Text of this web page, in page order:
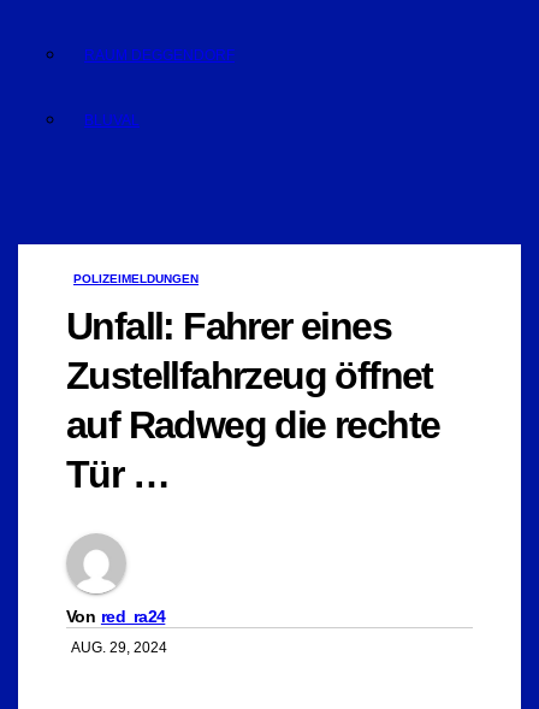
RAUM DEGGENDORF
BLUVAL
POLIZEIMELDUNGEN
Unfall: Fahrer eines
Zustellfahrzeug öffnet
auf Radweg die rechte
Tür …
Von red_ra24
AUG. 29, 2024